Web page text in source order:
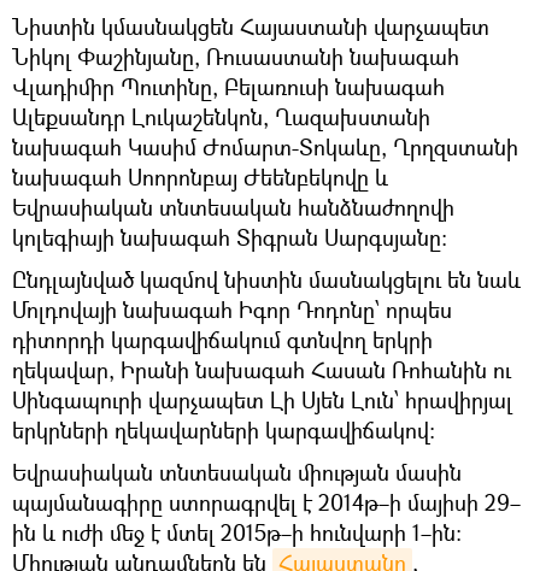
Նիստին կմասնակցեն Հայաստանի վարչապետ
Նիկոլ Փաշինյանը, Ռուսաստանի նախագահ
Վլադիմիր Պուտինը, Բելառուսի նախագահ
Ալեքսանդր Լուկաշենկոն, Ղազախստանի
նախագահ Կասիմ Ժոմարտ-Տոկաևը, Ղրղզստանի
նախագահ Սոորոնբայ Ժեենբեկովը և
Եվրասիական տնտեսական հանձնաժողովի
կոլեգիայի նախագահ Տիգրան Սարգսյանը:
Ընդլայնված կազմով նիստին մասնակցելու են նաև
Մոլդովայի նախագահ Իգոր Դոդոնը՝ որպես
դիտորդի կարգավիճակում գտնվող երկրի
ղեկավար, Իրանի նախագահ Հասան Ռոհանին ու
Սինգապուրի վարչապետ Լի Սյեն Լուն՝ հրավիրյալ
երկրների ղեկավարների կարգավիճակով:
Եվրասիական տնտեսական միության մասին
պայմանագիրը ստորագրվել է 2014թ–ի մայիսի 29–
ին և ուժի մեջ է մտել 2015թ–ի հունվարի 1–ին։
Միության անդամներն են Հայաստանը ,